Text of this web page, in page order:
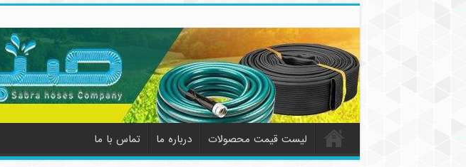
لیست قیمت محصولات درباره ما تماس با ما